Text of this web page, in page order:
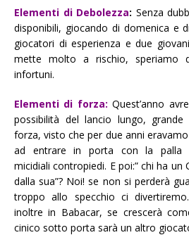
Elementi di Debolezza: Senza
disponibili, giocando di domenica e
giocatori di esperienza e due
mette molto a rischio, speriamo
infortuni.
Elementi di forza: Quest’anno
possibilità del lancio lungo,
forza, visto che per due anni
ad entrare in porta con la palla
micidiali contropiedi. E poi:” chi ha un
dalla sua”? Noi! se non si perderà
troppo allo specchio ci
inoltre in Babacar, se crescerà
cinico sotto porta sarà un altro